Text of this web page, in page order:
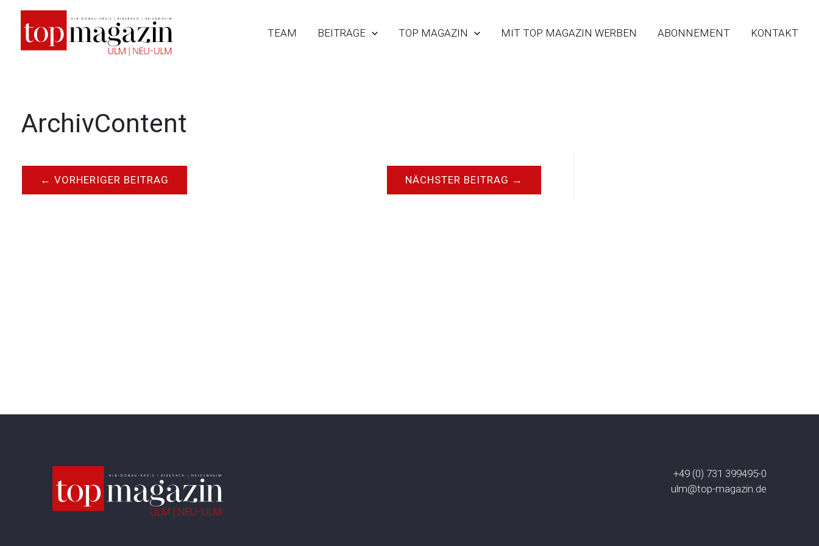
springen
TEAM BEITRÄGE TOP MAGAZIN MIT TOP MAGAZIN WERBEN ABONNEMENT KONTAKT
ArchivContent
← VORHERIGER BEITRAG NÄCHSTER BEITRAG →
+49 (0) 731 399495-0
ulm@top-magazin.de